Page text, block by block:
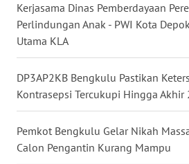
Kerjasama Dinas Pemberdayaan
Perlindungan Anak - PWI Kota
Utama KLA
DP3AP2KB Bengkulu Pastikan
Kontrasepsi Tercukupi Hingga Akhir
Pemkot Bengkulu Gelar Nikah
Calon Pengantin Kurang Mampu
WN
KALTARA
KALSEL
KALTIM